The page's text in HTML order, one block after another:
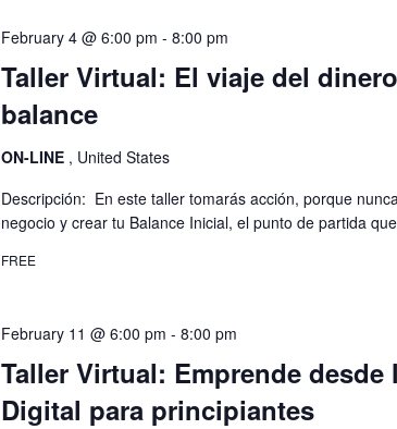
Taller Virtual: El viaje del
balance
February 4 @ 6:00 pm - 8:00 pm
ON-LINE , United States
Descripción: En este taller tomarás acción, porque
negocio y crear tu Balance Inicial, el punto de partida
FREE
Taller Virtual: Emprende desde
Digital para principiantes
February 11 @ 6:00 pm - 8:00 pm